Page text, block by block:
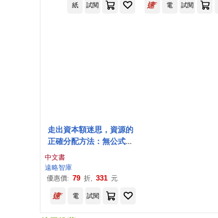
紙 試閱 電 試閱
走出資本額迷思，資源的
正確分配方法：無公式深
入探索企業財務觀念、社
會責任與國際競爭的全景
視角
中文書
遠略智庫
優惠價: 79 折, 331 元
電 試閱